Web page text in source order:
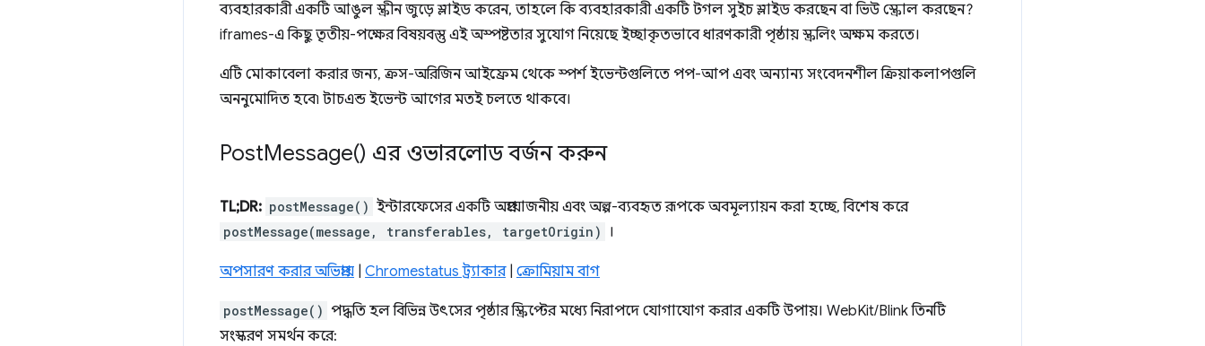
ব্যবহারকারী একটি আঙুল স্ক্রীন জুড়ে স্লাইড করেন, তাহলে কি ব্যবহারকারী একটি টগল সুইচ স্লাইড করছেন বা ভিউ স্ক্রোল করছেন?
iframes-এ কিছু তৃতীয়-পক্ষের বিষয়বস্তু এই অস্পষ্টতার সুযোগ নিয়েছে ইচ্ছাকৃতভাবে ধারণকারী পৃষ্ঠায় স্ক্রলিং অক্ষম করতে।
এটি মোকাবেলা করার জন্য, ক্রস-অরিজিন আইফ্রেম থেকে স্পর্শ ইভেন্টগুলিতে পপ-আপ এবং অন্যান্য সংবেদনশীল ক্রিয়াকলাপগুলি
অননুমোদিত হবে৷ টাচএন্ড ইভেন্ট আগের মতই চলতে থাকবে।
PostMessage() এর ওভারলোড বর্জন করুন
TL;DR: postMessage() ইন্টারফেসের একটি অপ্রয়োজনীয় এবং অল্প-ব্যবহৃত রূপকে অবমূল্যায়ন করা হচ্ছে, বিশেষ করে
postMessage(message, transferables, targetOrigin) ।
অপসারণ করার অভিপ্রায় Chromestatus ট্র্যাকার| ক্রোমিয়াম বাগ
postMessage() পদ্ধতি হল বিভিন্ন উৎসের পৃষ্ঠার স্ক্রিপ্টের মধ্যে নিরাপদে যোগাযোগ করার একটি উপায়। WebKit/Blink তিনটি
সংস্করণ সমর্থন করে: